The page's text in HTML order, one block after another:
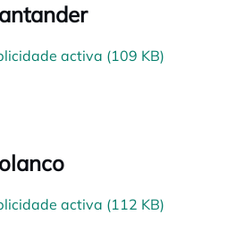
activa (109 KB)
activa (112 KB)